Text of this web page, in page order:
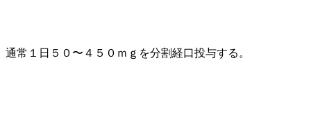
常１日５０〜４５０ｍｇを分割経口投与する。